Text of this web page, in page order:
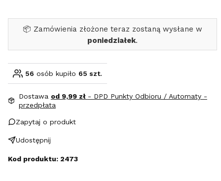
📦 Zamówienia złożone teraz zostaną wysłane w
poniedziałek.
56 osób kupiło 65 szt.
Dostawa od 9,99 zł - DPD Punkty Odbioru / Automaty -
przedpłata
Zapytaj o produkt
Udostępnij
Kod produktu: 2473